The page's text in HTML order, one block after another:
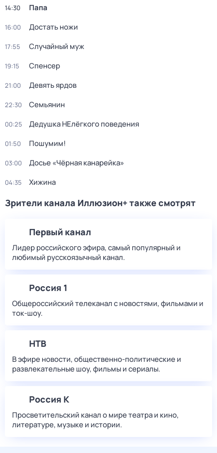
14:30 Папа
16:00 Достать ножи
17:55 Случайный муж
19:15 Спенсер
21:00 Девять ярдов
22:30 Семьянин
00:25 Дедушка НЕлёгкого поведения
01:50 Пошумим!
03:00 Досье «Чёрная канарейка»
04:35 Хижина
Зрители канала Иллюзион+ также смотрят
Первый канал
Лидер российского эфира, самый популярный и
любимый русскоязычный канал.
Россия 1
Общероссийский телеканал с новостями, фильмами и
ток-шоу.
НТВ
В эфире новости, общественно-политические и
развлекательные шоу, фильмы и сериалы.
Россия К
Просветительский канал о мире театра и кино,
литературе, музыке и истории.